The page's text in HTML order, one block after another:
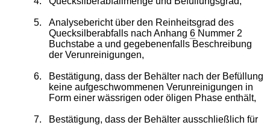
5.
Analysebericht über den Reinheitsgrad des
Quecksilberabfalls nach Anhang6 Nummer 2
Buchstabe a und gegebenenfalls Beschreibung
der Verunreinigungen,
6.
Bestätigung, dass der Behälter nach der Befüllung
keine aufgeschwommenen Verunreinigungen in
Form einer wässrigen oder öligen Phase enthält,
7.
Bestätigung, dass der Behälter ausschließlich für